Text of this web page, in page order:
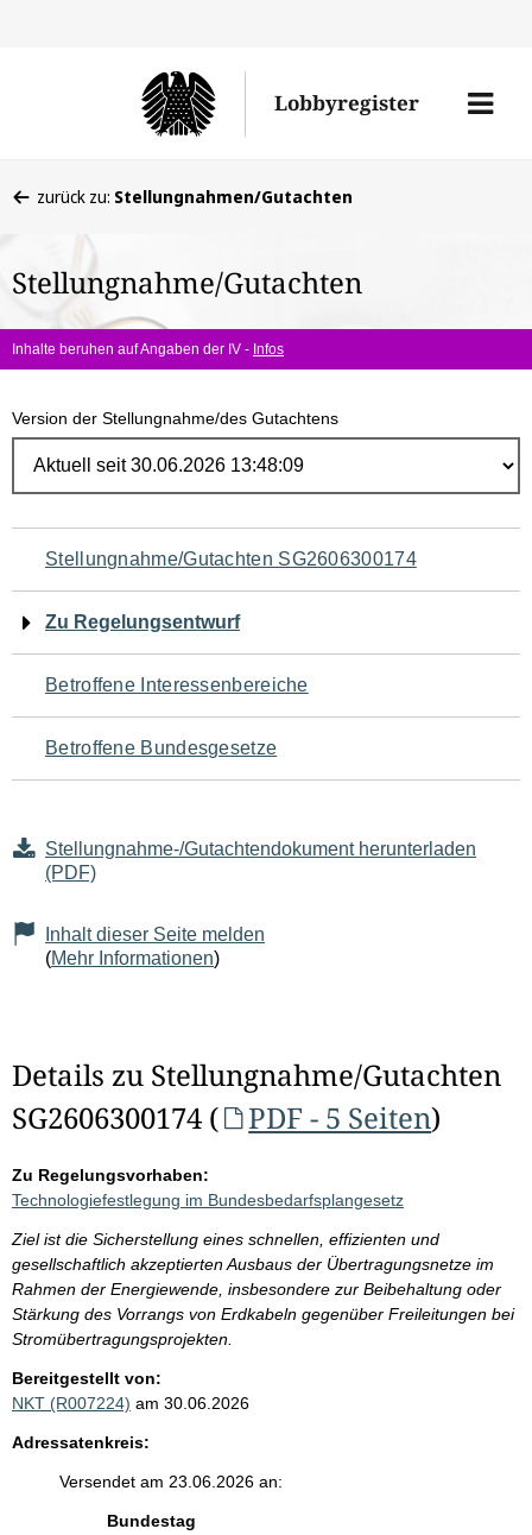
Lobbyregister
Menü
befinden
hier:
zurück zu: Stellungnahmen/Gutachten
Stellungnahme/Gutachten
Inhalte beruhen auf Angaben der IV - Infos
Version der Stellungnahme/des Gutachtens
Navigation
für
den
Seiteninhalt
Stellungnahme/Gutachten SG2606300174
Zu Regelungsentwurf
Betroffene Interessenbereiche
Betroffene Bundesgesetze
Stellungnahme-/Gutachtendokument herunterladen
(PDF)
Inhalt dieser Seite melden
(Mehr Informationen)
Details zu Stellungnahme/Gutachten
SG2606300174 (
PDF - 5 Seiten)
Zu Regelungsvorhaben:
Technologiefestlegung im Bundesbedarfsplangesetz
Ziel ist die Sicherstellung eines schnellen, effizienten und
gesellschaftlich akzeptierten Ausbaus der Übertragungsnetze im
Rahmen der Energiewende, insbesondere zur Beibehaltung oder
Stärkung des Vorrangs von Erdkabeln gegenüber Freileitungen bei
Stromübertragungsprojekten.
Bereitgestellt von:
NKT (R007224) am 30.06.2026
Adressatenkreis:
Versendet am 23.06.2026 an:
Bundestag